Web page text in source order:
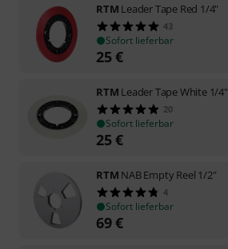
RTM Leader Tape Red 1/4"
43
Sofort lieferbar
25€
RTM Leader Tape White 1/4"
20
Sofort lieferbar
25€
RTM NAB Empty Reel 1/2"
4
Sofort lieferbar
69€